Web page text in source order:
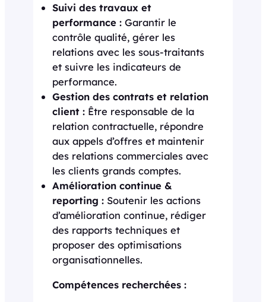
Suivi des travaux et
performance : Garantir le
contrôle qualité, gérer les
relations avec les sous-traitants
et suivre les indicateurs de
performance.
Gestion des contrats et relation
client : Être responsable de la
relation contractuelle, répondre
aux appels d’offres et maintenir
des relations commerciales avec
les clients grands comptes.
Amélioration continue &
reporting : Soutenir les actions
d’amélioration continue, rédiger
des rapports techniques et
proposer des optimisations
organisationnelles.
Compétences recherchées :